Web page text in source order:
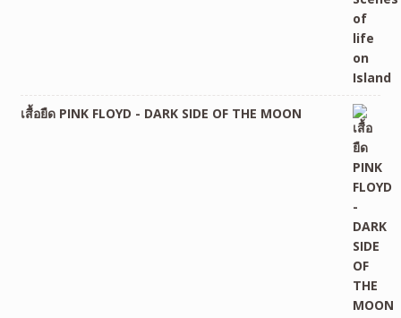
เสื้อยืด PINK FLOYD - DARK SIDE OF THE MOON